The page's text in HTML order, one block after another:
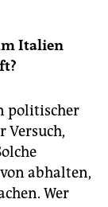
Italien
politischer
Versuch,
abhalten,
Wer